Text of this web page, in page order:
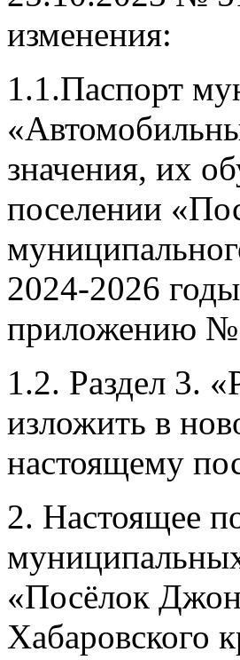
изменения:
1.1.Паспорт
значения, их
поселении
2024-2026
приложению №
1.2. Раздел 3.
изложить в
настоящему
2. Настоящее
«Посёлок
Хабаровского